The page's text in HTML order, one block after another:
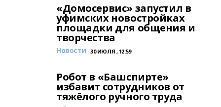
«Домосервис» запустил в
уфимских новостройках
площадки для общения и
творчества
Новости 30 ИЮЛЯ , 12:59
Робот в «Башспирте»
избавит сотрудников от
тяжёлого ручного труда